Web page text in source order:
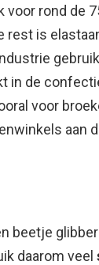
voor rond de
rest is
in de
voor
aan
beetje
daarom veel